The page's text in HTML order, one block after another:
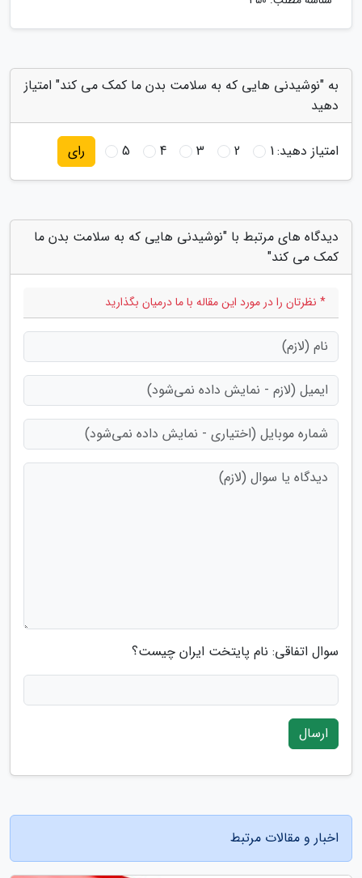
به "نوشیدنی هایی که به سلامت بدن ما کمک می کند" امتیاز
دهید
امتیاز دهید:1
2
3
4
5 رای
دیدگاه های مرتبط با "نوشیدنی هایی که به سلامت بدن ما
کمک می کند"
* نظرتان را در مورد این مقاله با ما درمیان بگذارید
سوال اتفاقی: نام پایتخت ایران چیست؟
ارسال
اخبار و مقالات مرتبط